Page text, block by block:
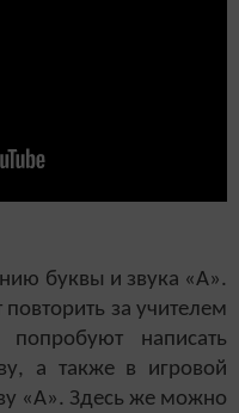
буквы и звука «А».
за учителем
написать
а также в игровой
«А». Здесь же можно